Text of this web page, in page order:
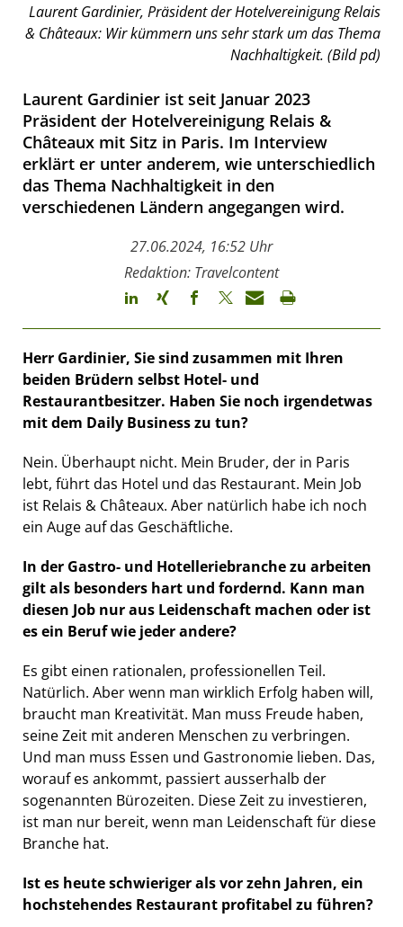
Laurent Gardinier, Präsident der Hotelvereinigung Relais
& Châteaux: Wir kümmern uns sehr stark um das Thema
Nachhaltigkeit. (Bild pd)
Laurent Gardinier ist seit Januar 2023
Präsident der Hotelvereinigung Relais &
Châteaux mit Sitz in Paris. Im Interview
erklärt er unter anderem, wie unterschiedlich
das Thema Nachhaltigkeit in den
verschiedenen Ländern angegangen wird.
27.06.2024, 16:52 Uhr
Redaktion: Travelcontent
Herr Gardinier, Sie sind zusammen mit Ihren
beiden Brüdern selbst Hotel- und
Restaurantbesitzer. Haben Sie noch irgendetwas
mit dem Daily Business zu tun?
Nein. Überhaupt nicht. Mein Bruder, der in Paris
lebt, führt das Hotel und das Restaurant. Mein Job
ist Relais & Châteaux. Aber natürlich habe ich noch
ein Auge auf das Geschäftliche.
In der Gastro- und Hotelleriebranche zu arbeiten
gilt als besonders hart und fordernd. Kann man
diesen Job nur aus Leidenschaft machen oder ist
es ein Beruf wie jeder andere?
Es gibt einen rationalen, professionellen Teil.
Natürlich. Aber wenn man wirklich Erfolg haben will,
braucht man Kreativität. Man muss Freude haben,
seine Zeit mit anderen Menschen zu verbringen.
Und man muss Essen und Gastronomie lieben. Das,
worauf es ankommt, passiert ausserhalb der
sogenannten Bürozeiten. Diese Zeit zu investieren,
ist man nur bereit, wenn man Leidenschaft für diese
Branche hat.
Ist es heute schwieriger als vor zehn Jahren, ein
hochstehendes Restaurant profitabel zu führen?